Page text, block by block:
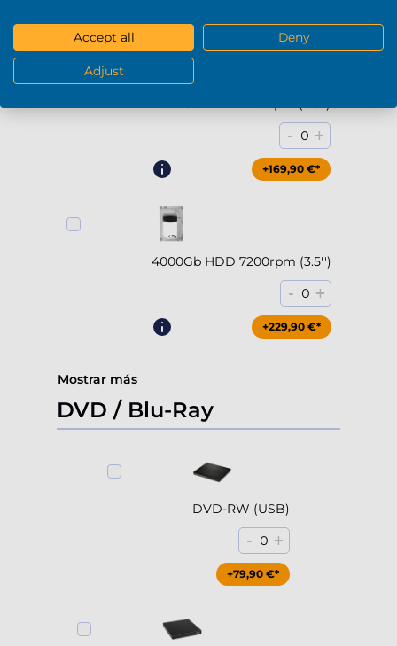
- 0 +
+169,90 €*
4000Gb HDD 7200rpm (3.5'')
- 0 +
+229,90 €*
Mostrar más
DVD / Blu-Ray
DVD-RW (USB)
- 0 +
+79,90 €*
Accept all Deny
Adjust